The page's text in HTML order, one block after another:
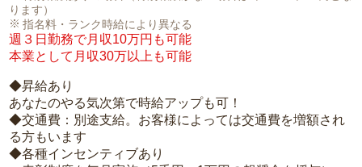
ります）
指名料・ランク時給により異なる
週３日勤務で月収10万円も可能
本業として月収30万以上も可能
◆昇給あり
あなたのやる気次第で時給アップも可！
◆交通費：別途支給。お客様によっては交通費を増額され
る方もいます
◆各種インセンティブあり